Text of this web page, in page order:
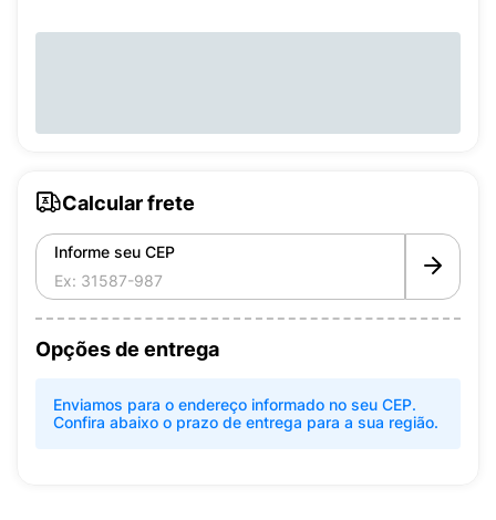
Calcular frete
Informe seu CEP
Opções de entrega
Enviamos para o endereço informado no seu CEP.
Confira abaixo o prazo de entrega para a sua região.